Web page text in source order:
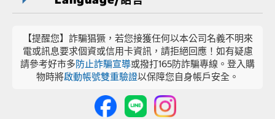
【提醒您】詐騙猖獗，若您接獲任何以本公司名義不明來
電或訊息要求個資或信用卡資訊，請拒絕回應！如有疑慮
請參考好市多防止詐騙宣導或撥打165防詐騙專線。登入購
物時將啟動帳號雙重驗證以保障您自身帳戶安全。